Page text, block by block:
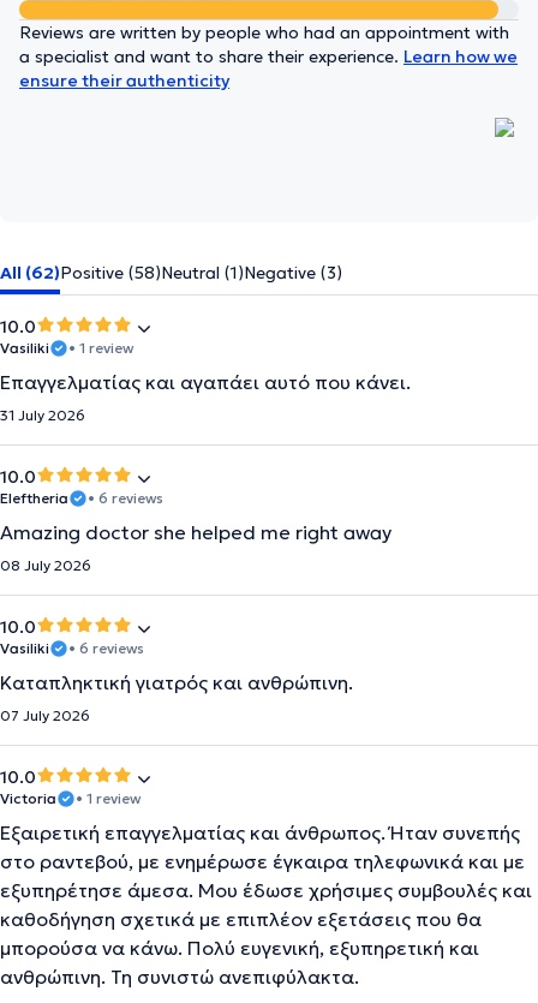
Reviews are written by people who had an appointment with
a specialist and want to share their experience. Learn how we
ensure their authenticity
All (62)Positive (58)Neutral (1)Negative (3)
10.0
Vasiliki • 1 review
Επαγγελματίας και αγαπάει αυτό που κάνει.
31 July 2026
10.0
Eleftheria • 6 reviews
Amazing doctor she helped me right away
08 July 2026
10.0
Vasiliki • 6 reviews
Καταπληκτική γιατρός και ανθρώπινη.
07 July 2026
10.0
Victoria • 1 review
Εξαιρετική επαγγελματίας και άνθρωπος. Ήταν συνεπής
στο ραντεβού, με ενημέρωσε έγκαιρα τηλεφωνικά και με
εξυπηρέτησε άμεσα. Μου έδωσε χρήσιμες συμβουλές και
καθοδήγηση σχετικά με επιπλέον εξετάσεις που θα
μπορούσα να κάνω. Πολύ ευγενική, εξυπηρετική και
ανθρώπινη. Τη συνιστώ ανεπιφύλακτα.